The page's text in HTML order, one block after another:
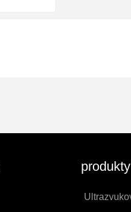
produkty